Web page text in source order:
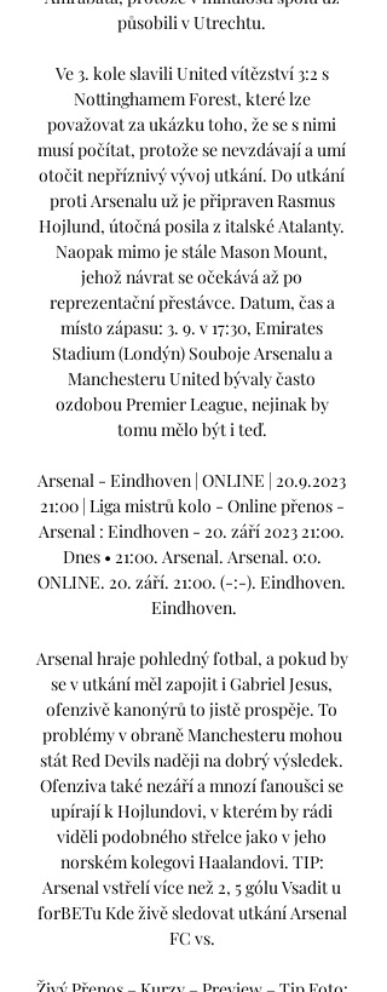
působili v Utrechtu.
Ve 3. kole slavili United vítězství 3:2 s
Nottinghamem Forest, které lze
považovat za ukázku toho, že se s nimi
musí počítat, protože se nevzdávají a umí
otočit nepříznivý vývoj utkání. Do utkání
proti Arsenalu už je připraven Rasmus
Hojlund, útočná posila z italské Atalanty.
Naopak mimo je stále Mason Mount,
jehož návrat se očekává až po
reprezentační přestávce. Datum, čas a
místo zápasu: 3. 9. v 17:30, Emirates
Stadium (Londýn) Souboje Arsenalu a
Manchesteru United bývaly často
ozdobou Premier League, nejinak by
tomu mělo být i teď.
Arsenal - Eindhoven | ONLINE | 20.9.2023
21:00 | Liga mistrů kolo - Online přenos -
Arsenal : Eindhoven - 20. září 2023 21:00.
Dnes • 21:00. Arsenal. Arsenal. 0:0.
ONLINE. 20. září. 21:00. (-:-). Eindhoven.
Eindhoven.
Arsenal hraje pohledný fotbal, a pokud by
se v utkání měl zapojit i Gabriel Jesus,
ofenzivě kanonýrů to jistě prospěje. To
problémy v obraně Manchesteru mohou
stát Red Devils naději na dobrý výsledek.
Ofenziva také nezáří a mnozí fanoušci se
upírají k Hojlundovi, v kterém by rádi
viděli podobného střelce jako v jeho
norském kolegovi Haalandovi. TIP:
Arsenal vstřelí více než 2, 5 gólu Vsadit u
forBETu Kde živě sledovat utkání Arsenal
FC vs.